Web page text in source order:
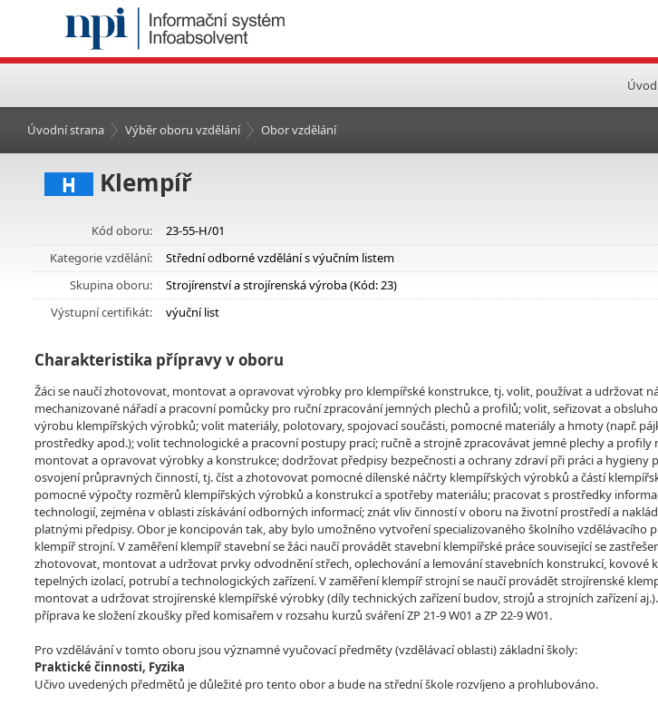
Úvodní strana Výběr oboru vzdělání Obor vzdělání
H Klempíř
Kód oboru:
23-55-H/01
Kategorie vzdělání:
Střední odborné vzdělání s výučním listem
Skupina oboru:
Strojírenství a strojírenská výroba (Kód: 23)
Výstupní certifikát:
výuční list
Charakteristika přípravy v oboru
Žáci se naučí zhotovovat, montovat a opravovat výrobky pro klempířské konstrukce, tj. volit, používat a udržovat
mechanizované nářadí a pracovní pomůcky pro ruční zpracování jemných plechů a profilů; volit, seřizovat a
výrobu klempířských výrobků; volit materiály, polotovary, spojovací součásti, pomocné materiály a hmoty (např.
prostředky apod.); volit technologické a pracovní postupy prací; ručně a strojně zpracovávat jemné plechy a profily
montovat a opravovat výrobky a konstrukce; dodržovat předpisy bezpečnosti a ochrany zdraví při práci a hygieny
osvojení průpravných činností, tj. číst a zhotovovat pomocné dílenské náčrty klempířských výrobků a částí
pomocné výpočty rozměrů klempířských výrobků a konstrukcí a spotřeby materiálu; pracovat s prostředky
technologií, zejména v oblasti získávání odborných informací; znát vliv činností v oboru na životní prostředí a
platnými předpisy. Obor je koncipován tak, aby bylo umožněno vytvoření specializovaného školního vzdělávacího
klempíř strojní. V zaměření klempíř stavební se žáci naučí provádět stavební klempířské práce související se
zhotovovat, montovat a udržovat prvky odvodnění střech, oplechování a lemování stavebních konstrukcí, kovové
tepelných izolací, potrubí a technologických zařízení. V zaměření klempíř strojní se naučí provádět strojírenské
montovat a udržovat strojírenské klempířské výrobky (díly technických zařízení budov, strojů a strojních zařízení
příprava ke složení zkoušky před komisařem v rozsahu kurzů sváření ZP 21-9 W01 a ZP 22-9 W01.
Pro vzdělávání v tomto oboru jsou významné vyučovací předměty (vzdělávací oblasti) základní školy:
Praktické činnosti, Fyzika
Učivo uvedených předmětů je důležité pro tento obor a bude na střední škole rozvíjeno a prohlubováno.